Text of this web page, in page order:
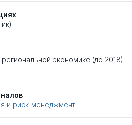
экономике (до 2018)
и риск-менеджмент